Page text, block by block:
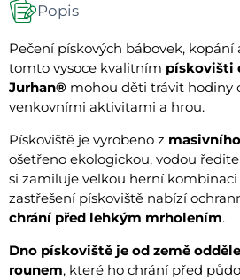
Popis
Pečení pískových bábovek, kopání
tomto vysoce kvalitním pískovišti
Jurhan® mohou děti trávit hodiny
venkovními aktivitami a hrou.
Pískoviště je vyrobeno z
ošetřeno ekologickou, vodou
si zamiluje velkou herní kombinaci
zastřešení pískoviště nabízí
chrání před lehkým mrholením.
Dno pískoviště je od země
rounem, které ho chrání před